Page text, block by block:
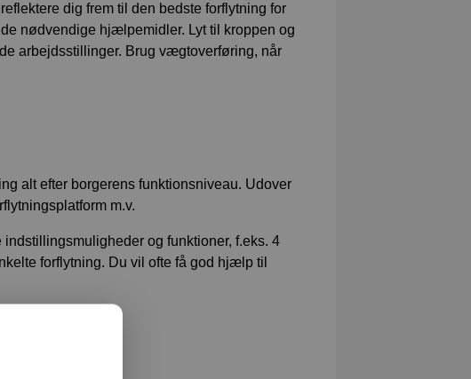
dig frem til den bedste forflytning for
nødvendige hjælpemidler. Lyt til kroppen og
arbejdsstillinger. Brug vægtoverføring, når
alt efter borgerens funktionsniveau. Udover
m.v.
og funktioner, f.eks. 4
forflytning. Du vil ofte få god hjælp til